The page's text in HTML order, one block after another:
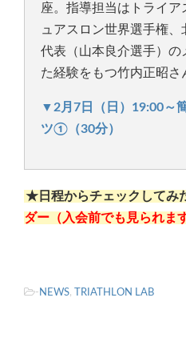
座。指導担当はトライ
ュアスロン世界選手権
代表（山本良介選手）の
た経験をもつ竹内正昭さ
▼2月7日（日）19:00～
ツ①（30分）
★日程からチェックしてみ
ダー（入会前でも見られま
- NEWS, TRIATHLON LAB